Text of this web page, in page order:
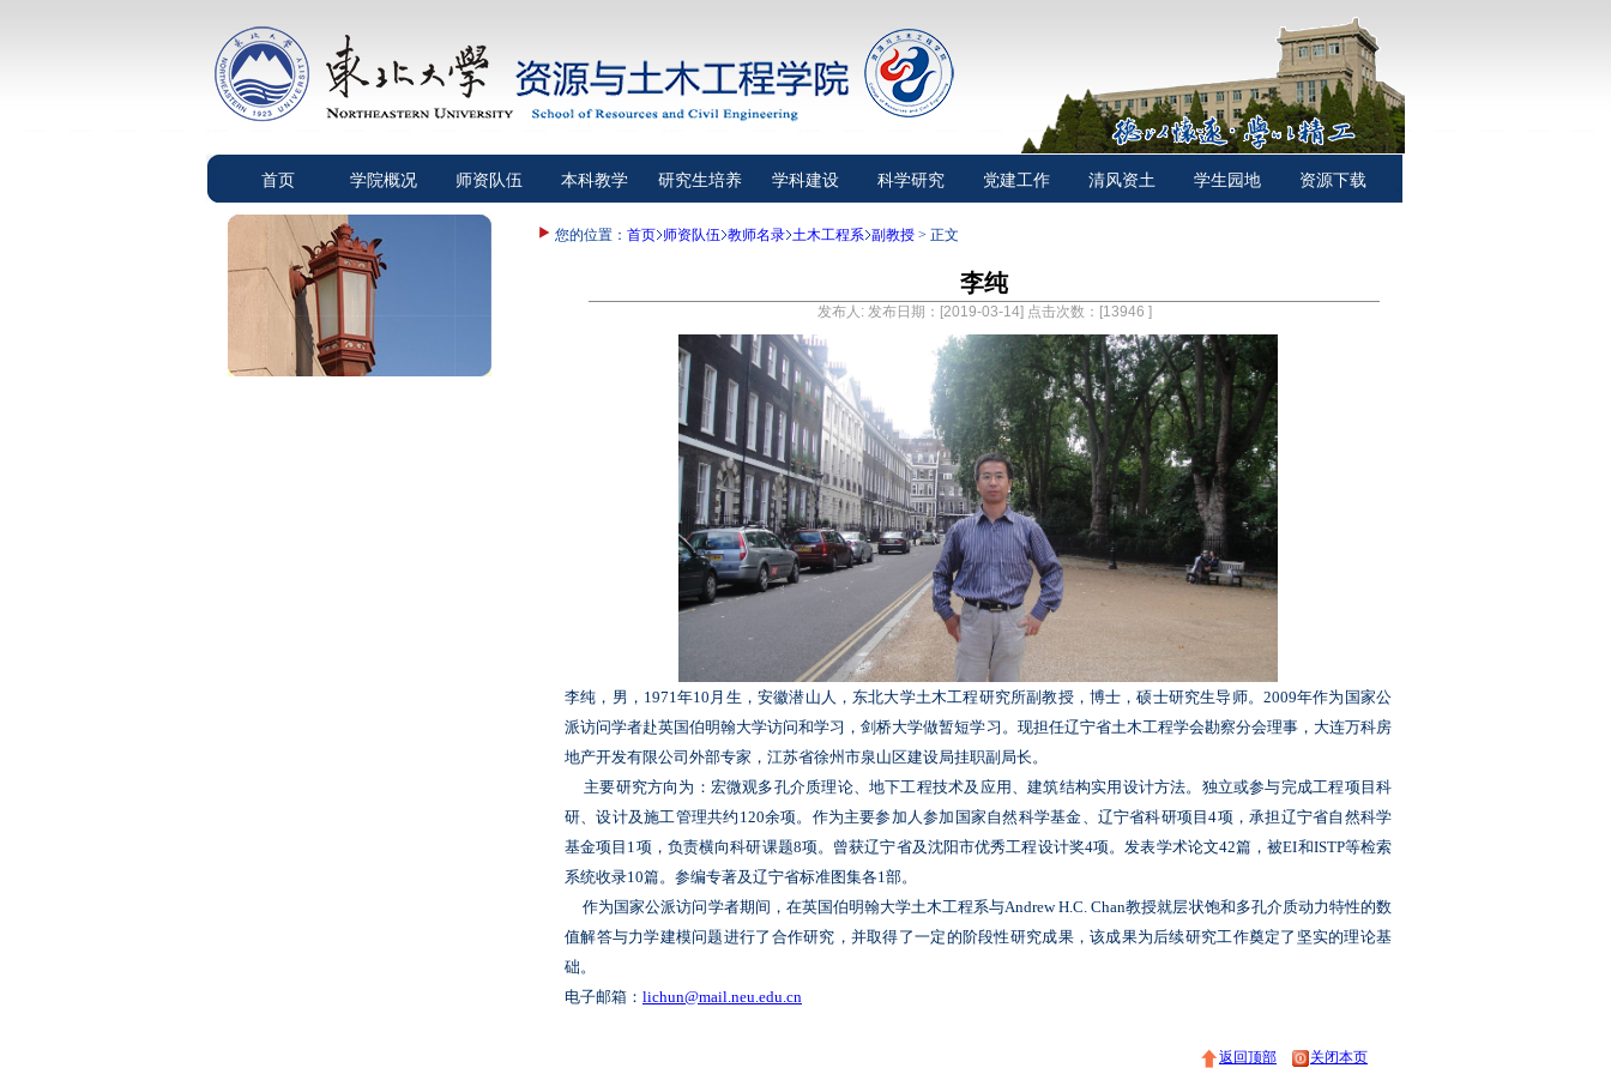
首页 学院概况 师资队伍 本科教学 研究生培养 学科建设 科学研究 党建工作 清风资土 学生园地 资源下载
您的位置： 首页 师资队伍 教师名录 土木工程系 副教授 > 正文
李纯
发布人: 发布日期：[2019-03-14] 点击次数：[13946 ]
李纯，男，1971年10月生，安徽潜山人，东北大学土木工程研究所副教授，博士，硕士研究生导师。2009年作为国家公
派访问学者赴英国伯明翰大学访问和学习，剑桥大学做暂短学习。现担任辽宁省土木工程学会勘察分会理事，大连万科房
地产开发有限公司外部专家，江苏省徐州市泉山区建设局挂职副局长。
主要研究方向为：宏微观多孔介质理论、地下工程技术及应用、建筑结构实用设计方法。独立或参与完成工程项目科
研、设计及施工管理共约120余项。作为主要参加人参加国家自然科学基金、辽宁省科研项目4项，承担辽宁省自然科学
基金项目1项，负责横向科研课题8项。曾获辽宁省及沈阳市优秀工程设计奖4项。发表学术论文42篇，被EI和ISTP等检索
系统收录10篇。参编专著及辽宁省标准图集各1部。
作为国家公派访问学者期间，在英国伯明翰大学土木工程系与Andrew H.C. Chan教授就层状饱和多孔介质动力特性的数
值解答与力学建模问题进行了合作研究，并取得了一定的阶段性研究成果，该成果为后续研究工作奠定了坚实的理论基
础。
电子邮箱： lichun@mail.neu.edu.cn
返回顶部 关闭本页